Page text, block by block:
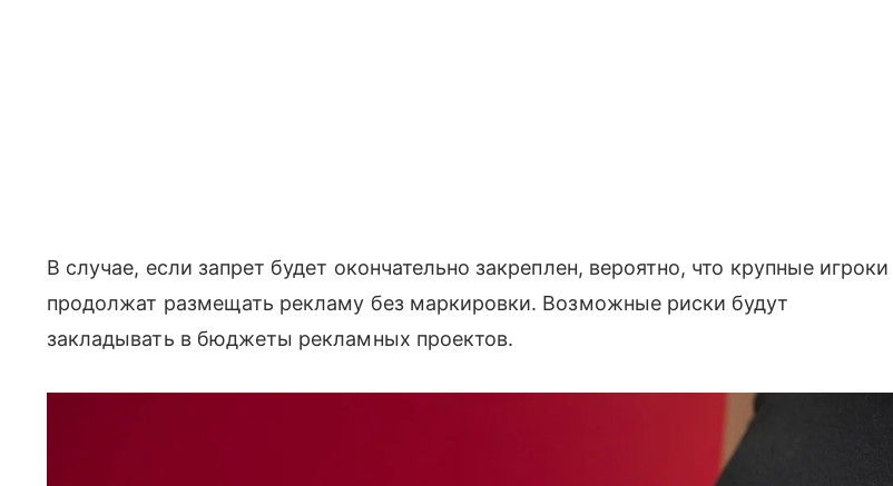
В случае, если запрет будет окончательно закреплен, вероятно, что крупные игроки
продолжат размещать рекламу без маркировки. Возможные риски будут
закладывать в бюджеты рекламных проектов.